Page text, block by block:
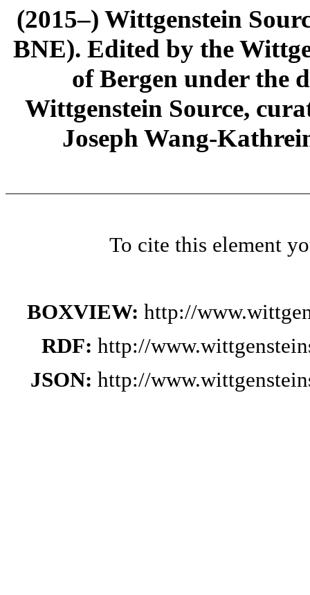
(2015–) Wittgenstein
BNE). Edited by the
of Bergen under the
Wittgenstein Source,
Joseph Wang-
To cite this element
BOXVIEW: http://
RDF: http://
JSON: http://